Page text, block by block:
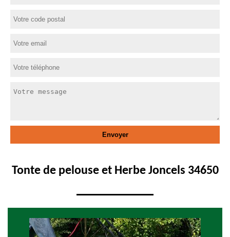
Tonte de pelouse et Herbe Joncels 34650